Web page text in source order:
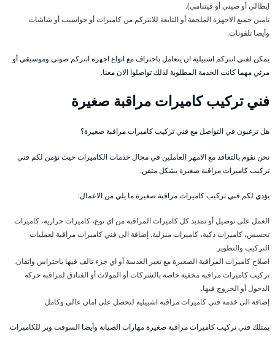
ايطالي أو صيني أو فيتنامي).
تامين جميع الاجهزة الملحقة أو التابعة للانتركم من كاميرات أو حواسيب أو شاشات
وأيضا تلفونات.
يمكن لفني انتركم اشبيلية ان يتعامل باحتراف مع انواع اجهزة انتركم صوتي وموسيقي أو
مرئي مهما كانت الخدمة المطلوبة لذلك تواصلوا الان معنا.
فني تركيب كاميرات مراقبة صغيرة
هل ترغبون في التواصل مع فني تركيب كاميرات مراقبة صغيرة؟
نحن نقوم بالتعاقد مع الامهر العاملين في مجال خدمات الكاميرات حيث نؤمن لكم فني
تركيب كاميرات مراقبة صغيرة بشكل متقن.
يؤدي لكم فني تركيب كاميرات مراقبة صغيرة ما يلي من الاعمال:
العمل على توصيل أو تمديد كل كاميرات المراقبة من اي نوع، كاميرات حرارية، كاميرات
تجسس، كاميرات ذكية، كاميرات منزلية. إضافة الى فني كاميرات مراقبة لعمليات
التركيب والتطوير
اصلاح كاميرات المراقبة الصغيرة مع تغير العدسة أو اي جزء تالف فيها باحتراس واتقان.
تركيب كاميرات مراقبة مخفية خاصة بالشركات أو المولات أو الفنادق لمراقبة حركة
الدخول أو الخروج فيها.
إضافة الى خدمة فني كاميرات مراقبة اشبيلية لتحصل على امان عالي وكامل
يمتلك فني تركيب كاميرات مراقبة صغيرة مهارات الصيانة وأيضا السوفت وير للكاميرات